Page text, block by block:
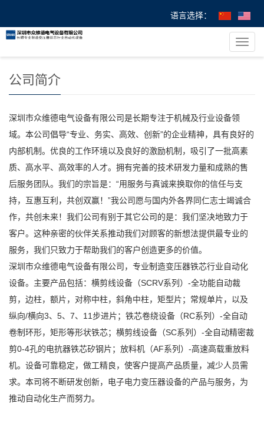
语言选择：
导
航
您的位置：首 页>
公司简介
深圳市众维德电气设备有限公司是长期专注于机械及行业设备领
域。本公司倡导“专业、务实、高效、创新”的企业精神，具有良好的
内部机制。优良的工作环境以及良好的激励机制，吸引了一批高素
质、高水平、高效率的人才。拥有完善的技术研发力量和成熟的售
后服务团队。我们的宗旨是：“用服务与真诚来换取你的信任与支
持，互惠互利，共创双赢！”我公司愿与国内外各界同仁志士竭诚合
作，共创未来！我们公司有别于其它公司的是：我们坚决地致力于
客户。这种亲密的伙伴关系推动我们对顾客的新想法提供最专业的
服务，我们只致力于帮助我们的客户创造更多的价值。
深圳市众维德电气设备有限公司，专业制造变压器铁芯行业自动化
设备。主要产品包括：横剪线设备（SCRV系列）-全功能自动裁
剪，边柱，额片，对称中柱，斜角中柱，矩型片；常规单片，以及
纵向/横向3、5、7、11步进片；铁芯卷绕设备（RC系列）-全自动
卷制环形，矩形等形状铁芯；横剪线设备（SC系列）-全自动精密裁
剪0-4孔的电抗器铁芯矽钢片；放料机（AF系列）-高速高载重放料
机。设备可靠稳定，做工精良，使客户提高产品质量，减少人员需
求。本司将不断研发创新，电子电力变压器设备的产品与服务，为
推动自动化生产而努力。